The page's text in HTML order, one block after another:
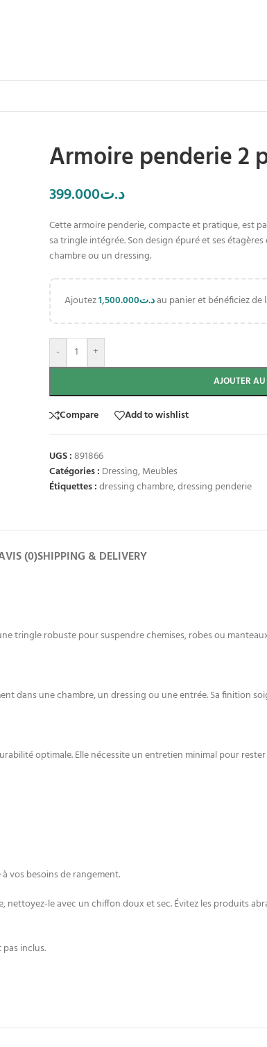
Armoire penderie 2
د.ت399.000
Cette armoire penderie, compacte et pratique, est
sa tringle intégrée. Son design épuré et ses
chambre ou un dressing.
Ajoutez د.ت1,500.000 au panier et bénéficiez de
- +
AJOUTER
Compare Add to wishlist
UGS :891866
Catégories : Dressing,Meubles
Étiquettes :dressing chambre,dressing penderie
(0)SHIPPING & DELIVERY
tringle robuste pour suspendre chemises, robes ou
dans une chambre, un dressing ou une entrée. Sa finition
optimale. Elle nécessite un entretien minimal pour
vos besoins de rangement.
le avec un chiffon doux et sec. Évitez les produits
inclus.